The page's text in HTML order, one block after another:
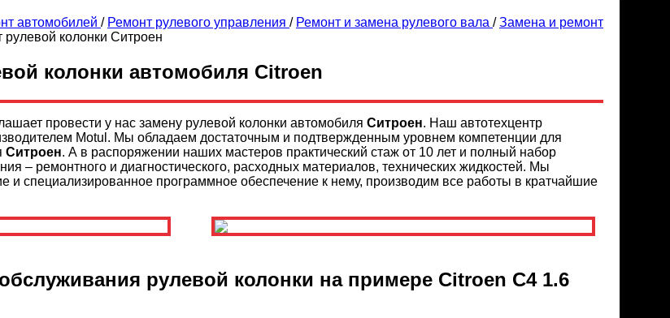
автомобилей / Ремонт рулевого управления / Ремонт и замена рулевого вала /Замена и ремонт
колонки Ситроен
колонки автомобиля Citroen
провести у нас замену рулевой колонки автомобиля Ситроен. Наш автотехцентр
Motul. Мы обладаем достаточным и подтвержденным уровнем компетенции для
Ситроен. А в распоряжении наших мастеров практический стаж от 10 лет и полный набор
– ремонтного и диагностического, расходных материалов, технических жидкостей. Мы
и специализированное программное обеспечение к нему, производим все работы в кратчайшие
рулевой колонки на примере Citroen C4 1.6